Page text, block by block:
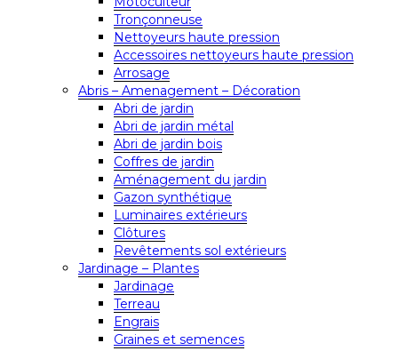
Tronçonneuse
Nettoyeurs haute pression
Accessoires nettoyeurs haute pression
Arrosage
Abris – Amenagement – Décoration
Abri de jardin
Abri de jardin métal
Abri de jardin bois
Coffres de jardin
Aménagement du jardin
Gazon synthétique
Luminaires extérieurs
Clôtures
Revêtements sol extérieurs
Jardinage – Plantes
Jardinage
Terreau
Engrais
Graines et semences